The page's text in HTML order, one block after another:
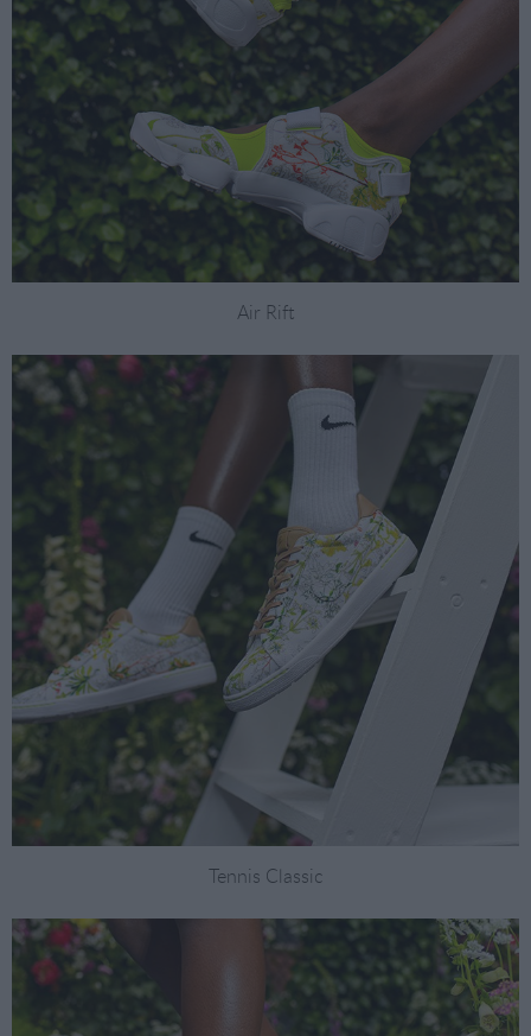
Air Rift
Tennis Classic